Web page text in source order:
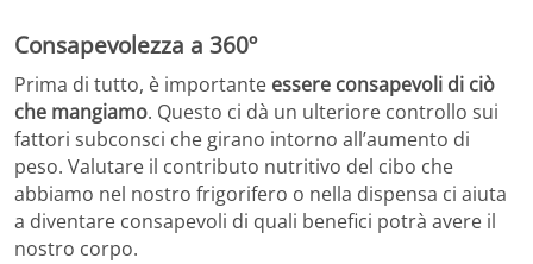
Consapevolezza a 360º
Prima di tutto, è importante essere consapevoli di ciò
che mangiamo. Questo ci dà un ulteriore controllo sui
fattori subconsci che girano intorno all’aumento di
peso. Valutare il contributo nutritivo del cibo che
abbiamo nel nostro frigorifero o nella dispensa ci aiuta
a diventare consapevoli di quali benefici potrà avere il
nostro corpo.